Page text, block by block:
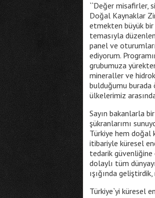
``Değer misafirler,
Doğal Kaynaklar
etmekten büyük bir
temasıyla
panel ve
ediyorum.
grubumuza
mineraller ve
bulduğumu
ülkelerimiz
Sayın bakanlarla
şükranlarımı
Türkiye hem doğal
itibariyle küresel
tedarik güvenliğine
dolaylı tüm
ışığında
Türkiye`yi küresel